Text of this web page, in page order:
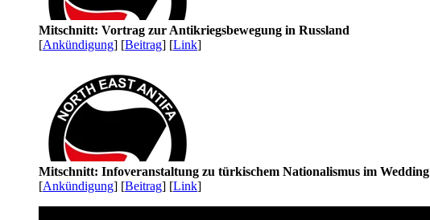
Mitschnitt: Vortrag zur Antikriegsbewegung in Russland
[Ankündigung] [Beitrag] [Link]
Mitschnitt: Infoveranstaltung zu türkischem Nationalismus im Wedding
[Ankündigung] [Beitrag] [Link]